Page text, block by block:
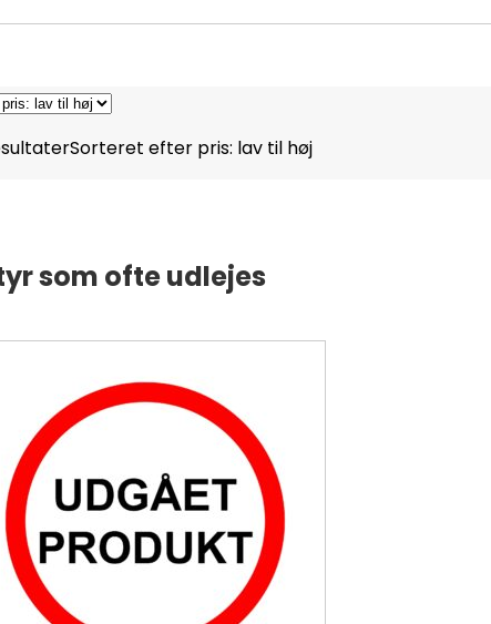
Sorteret efter pris: lav til høj
som ofte udlejes